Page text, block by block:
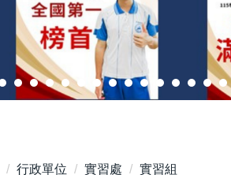
行政單位 實習處 實習組